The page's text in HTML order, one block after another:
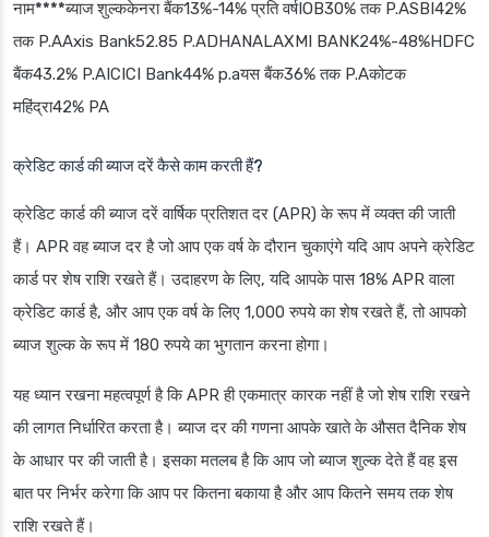
नाम****ब्याज शुल्ककेनरा बैंक13%-14% प्रति वर्षIOB30% तक P.ASBI42%
तक P.AAxis Bank52.85 P.ADHANALAXMI BANK24%-48%HDFC
बैंक43.2% P.AICICI Bank44% p.aयस बैंक36% तक P.Aकोटक
महिंद्रा42% PA
क्रेडिट कार्ड की ब्याज दरें कैसे काम करती हैं?
क्रेडिट कार्ड की ब्याज दरें वार्षिक प्रतिशत दर (APR) के रूप में व्यक्त की जाती
हैं। APR वह ब्याज दर है जो आप एक वर्ष के दौरान चुकाएंगे यदि आप अपने क्रेडिट
कार्ड पर शेष राशि रखते हैं। उदाहरण के लिए, यदि आपके पास 18% APR वाला
क्रेडिट कार्ड है, और आप एक वर्ष के लिए 1,000 रुपये का शेष रखते हैं, तो आपको
ब्याज शुल्क के रूप में 180 रुपये का भुगतान करना होगा।
यह ध्यान रखना महत्वपूर्ण है कि APR ही एकमात्र कारक नहीं है जो शेष राशि रखने
की लागत निर्धारित करता है। ब्याज दर की गणना आपके खाते के औसत दैनिक शेष
के आधार पर की जाती है। इसका मतलब है कि आप जो ब्याज शुल्क देते हैं वह इस
बात पर निर्भर करेगा कि आप पर कितना बकाया है और आप कितने समय तक शेष
राशि रखते हैं।